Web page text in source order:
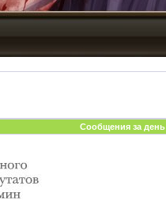
Сообщения за день